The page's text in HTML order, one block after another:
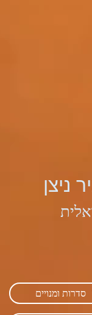
ניצן
סדרות ומנויים